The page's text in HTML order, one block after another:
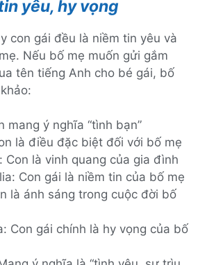
yêu, hy vọng
con gái đều là niềm tin yêu và
Nếu bố mẹ muốn gửi gắm
tên tiếng Anh cho bé gái, bố
mang ý nghĩa “tình bạn”
là điều đặc biệt đối với bố mẹ
Con là vinh quang của gia đình
Con gái là niềm tin của bố mẹ
là ánh sáng trong cuộc đời bố
Con gái chính là hy vọng của bố